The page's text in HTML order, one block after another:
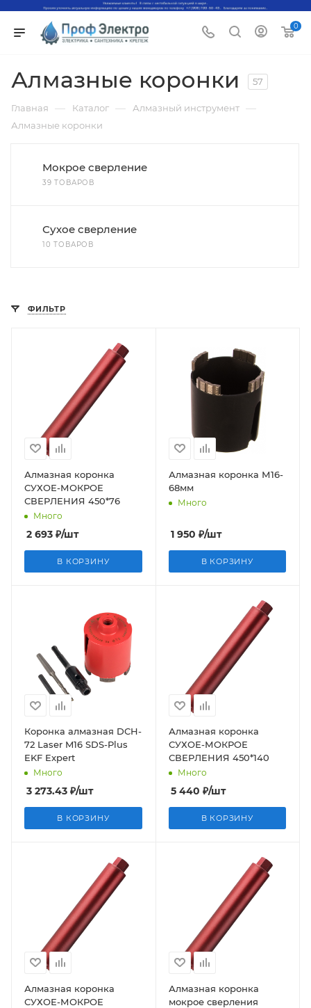
0
Алмазные коронки 57
Главная — Каталог — Алмазный инструмент —
Алмазные коронки
Мокрое сверление
39 ТОВАРОВ
Сухое сверление
10 ТОВАРОВ
ФИЛЬТР
Алмазная коронка
СУХОЕ-МОКРОЕ
СВЕРЛЕНИЯ 450*76
Много
2 693 ₽/шт
В КОРЗИНУ
Алмазная коронка М16-
68мм
Много
1 950 ₽/шт
В КОРЗИНУ
Коронка алмазная DCH-
72 Laser M16 SDS-Plus
EKF Expert
Много
3 273.43 ₽/шт
В КОРЗИНУ
Алмазная коронка
СУХОЕ-МОКРОЕ
СВЕРЛЕНИЯ 450*140
Много
5 440 ₽/шт
В КОРЗИНУ
Алмазная коронка
СУХОЕ-МОКРОЕ
Алмазная коронка
мокрое сверления